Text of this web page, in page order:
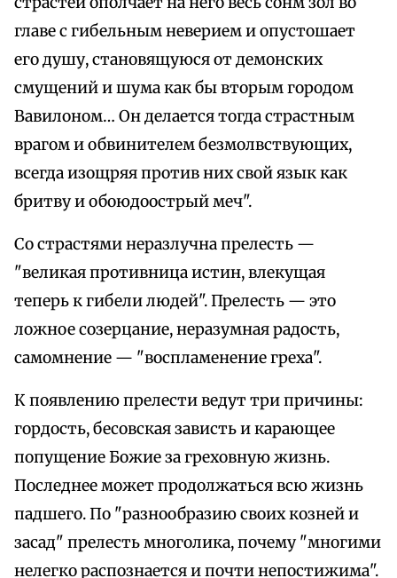
главе с гибельным неверием и опустошает
его душу, становящуюся от демонских
смущений и шума как бы вторым городом
Вавилоном… Он делается тогда страстным
врагом и обвинителем безмолвствующих,
всегда изощряя против них свой язык как
бритву и обоюдоострый меч".
Со страстями неразлучна прелесть —
"великая противница истин, влекущая
теперь к гибели людей". Прелесть — это
ложное созерцание, неразумная радость,
самомнение — "воспламенение греха".
К появлению прелести ведут три причины:
гордость, бесовская зависть и карающее
попущение Божие за греховную жизнь.
Последнее может продолжаться всю жизнь
падшего. По "разнообразию своих козней и
засад" прелесть многолика, почему "многими
нелегко распознается и почти непостижима".